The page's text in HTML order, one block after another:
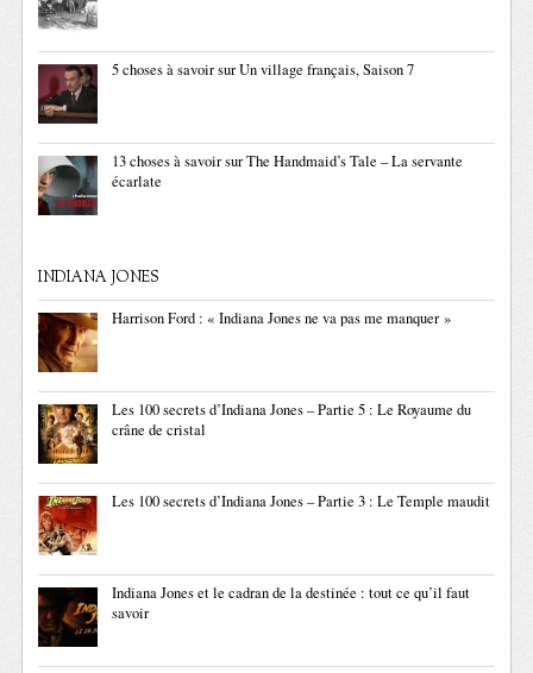
5 choses à savoir sur Un village français, Saison 7
13 choses à savoir sur The Handmaid’s Tale – La servante
écarlate
INDIANA JONES
Harrison Ford : « Indiana Jones ne va pas me manquer »
Les 100 secrets d’Indiana Jones – Partie 5 : Le Royaume du
crâne de cristal
Les 100 secrets d’Indiana Jones – Partie 3 : Le Temple maudit
Indiana Jones et le cadran de la destinée : tout ce qu’il faut
savoir